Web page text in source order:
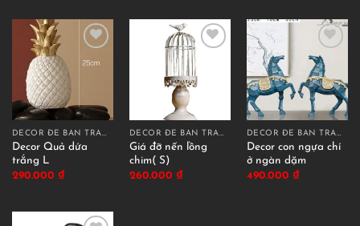
DECOR ĐỂ BÀN TRANG TRÍ
Decor Quả dứa
trắng L
290.000 ₫
DECOR ĐỂ BÀN TRANG TRÍ
Giá đỡ nến lồng
chim( S)
260.000 ₫
DECOR ĐỂ BÀN TRANG TRÍ
Decor con ngựa chí
ở ngàn dặm
490.000 ₫